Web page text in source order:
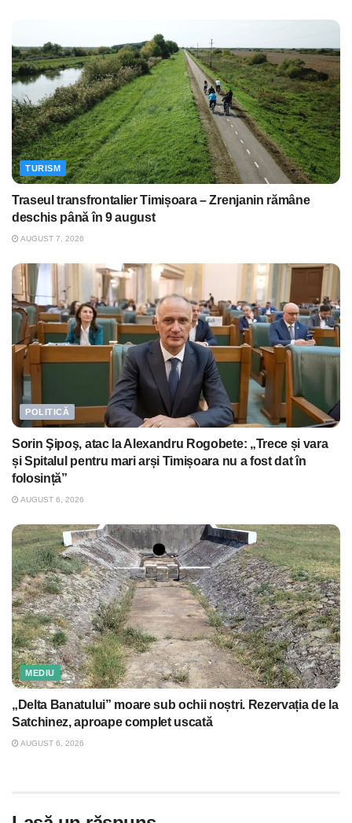
TURISM
Traseul transfrontalier Timișoara – Zrenjanin rămâne
deschis până în 9 august
AUGUST 7, 2026
POLITICĂ
Sorin Şipoş, atac la Alexandru Rogobete: „Trece și vara
și Spitalul pentru mari arși Timișoara nu a fost dat în
folosință”
AUGUST 6, 2026
MEDIU
„Delta Banatului” moare sub ochii noștri. Rezervația de la
Satchinez, aproape complet uscată
AUGUST 6, 2026